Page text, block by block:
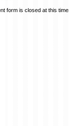
form is closed at this time.